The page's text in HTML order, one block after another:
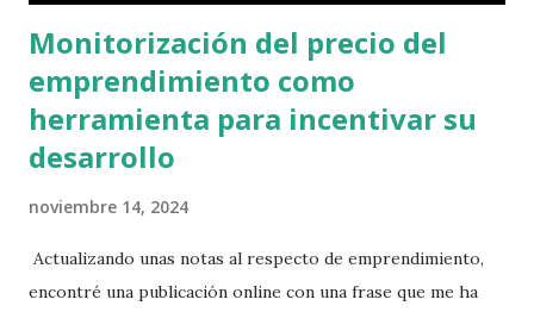
Monitorización del precio del
emprendimiento como
herramienta para incentivar su
desarrollo
noviembre 14, 2024
Actualizando unas notas al respecto de emprendimiento,
encontré una publicación online con una frase que me ha